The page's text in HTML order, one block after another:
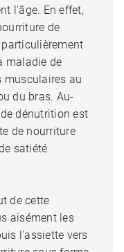
l'âge. En effet,
de
maladie de
musculaires au
du bras. Au-
dénutrition est
de nourriture
satiété
de cette
aisément les
l'assiette vers